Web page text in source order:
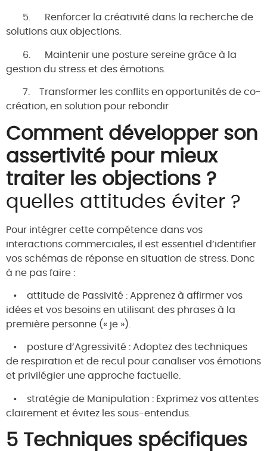
5. Renforcer la créativité dans la recherche de
solutions aux objections.
6. Maintenir une posture sereine grâce à la
gestion du stress et des émotions.
7. Transformer les conflits en opportunités de co-
création, en solution pour rebondir
Comment développer son
assertivité pour mieux
traiter les objections ?
quelles attitudes éviter ?
Pour intégrer cette compétence dans vos
interactions commerciales, il est essentiel d’identifier
vos schémas de réponse en situation de stress. Donc
à ne pas faire :
• attitude de Passivité : Apprenez à affirmer vos
idées et vos besoins en utilisant des phrases à la
première personne (« je »).
• posture d’Agressivité : Adoptez des techniques
de respiration et de recul pour canaliser vos émotions
et privilégier une approche factuelle.
• stratégie de Manipulation : Exprimez vos attentes
clairement et évitez les sous-entendus.
5 Techniques spécifiques